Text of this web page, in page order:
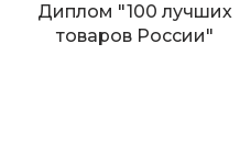
Диплом "100 лучших
товаров России"